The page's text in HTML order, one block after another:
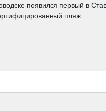
появился первый в
пляж